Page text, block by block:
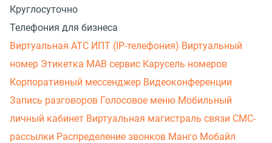
Круглосуточно
Телефония для бизнеса
Виртуальная АТС ИПТ (IP-телефония) Виртуальный
номер Этикетка МАВ сервис Карусель номеров
Корпоративный мессенджер Видеоконференции
Запись разговоров Голосовое меню Мобильный
личный кабинет Виртуальная магистраль связи СМС-
рассылки Распределение звонков Манго Мобайл